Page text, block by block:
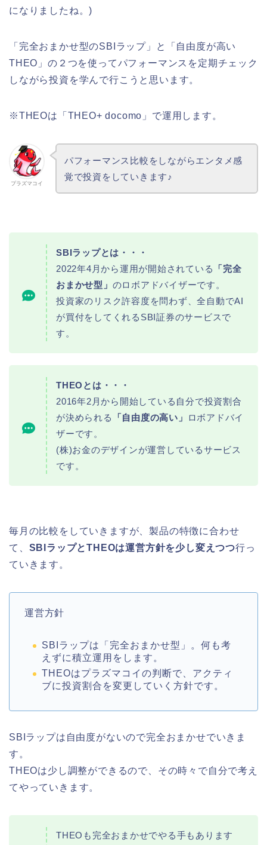
になりましたね。)
「完全おまかせ型のSBIラップ」と「自由度が高い
THEO」の２つを使ってパフォーマンスを定期チェック
しながら投資を学んで行こうと思います。
※THEOは「THEO+ docomo」で運用します。
プラズマコイ
パフォーマンス比較をしながらエンタメ感
覚で投資をしていきます♪
SBIラップとは・・・
2022年4月から運用が開始されている
「完全
おまかせ型」 のロボアドバイザーです。
投資家のリスク許容度を問わず、全自動でAI
が買付をしてくれるSBI証券のサービスで
す。
THEOとは・・・
2016年2月から開始している自分で投資割合
が決められる
「自由度の高い」
ロボアドバイ
ザーです。
(株)お金のデザインが運営しているサービス
です。
毎月の比較をしていきますが、製品の特徴に合わせ
て、 SBIラップとTHEOは運営方針を少し変えつつ行っ
ていきます。
運営方針
SBIラップは「完全おまかせ型」。何も考
えずに積立運用をします。
THEOはプラズマコイの判断で、アクティ
ブに投資割合を変更していく方針です。
SBIラップは自由度がないので完全おまかせでいきま
す。
THEOは少し調整ができるので、その時々で自分で考え
てやっていきます。
THEOも完全おまかせでやる手もあります